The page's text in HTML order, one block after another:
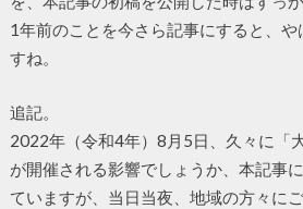
1年前のことを今さら記事にすると、や
すね。
追記。
2022年（令和4年）8月5日、久々に「
が開催される影響でしょうか、本記事
ていますが、当日当夜、地域の方々に